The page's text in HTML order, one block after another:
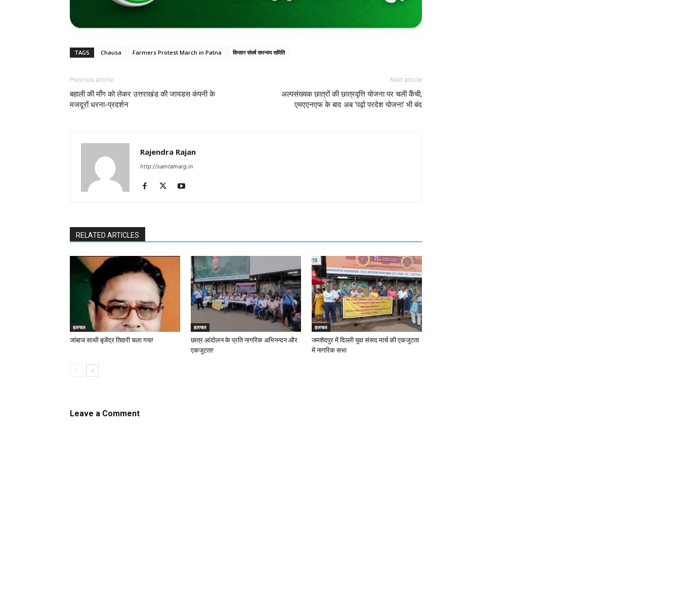
TAGS Chausa Farmers Protest March in Patna किसान संघर्ष समन्वय समिति
Previous article
बहाली की माँग को लेकर उत्तराखंड की जायडस कंपनी के
मजदूरों धरना-प्रदर्शन
Next article
अल्पसंख्यक छात्रों की छात्रवृत्ति योजना पर चली कैंची,
एमएएनएफ के बाद अब ‘पढ़ो परदेश योजना’ भी बंद
Rajendra Rajan
http://samtamarg.in
RELATED ARTICLES
हलचल
जांबाज साथी बृजेंद्र तिवारी चला गया!
हलचल
छात्र आंदोलन के प्रति नागरिक अभिनन्दन और
एकजुटता!
हलचल
जमशेदपुर में दिल्ली युवा संसद मार्च की एकजुटता
में नागरिक सभा
Leave a Comment